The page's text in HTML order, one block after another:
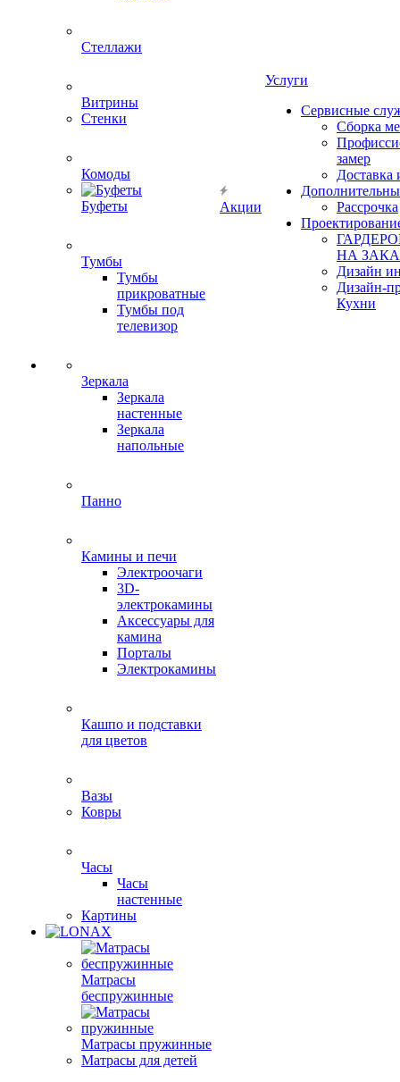
Стеллажи
Витрины
Стенки
Комоды
Буфеты
Тумбы
Тумбы
прикроватные
Тумбы под
телевизор
Зеркала
Зеркала
настенные
Зеркала
напольные
Панно
Камины и печи
Электроочаги
3D-
электрокамины
Аксессуары для
камина
Порталы
Электрокамины
Кашпо и подставки
для цветов
Вазы
Ковры
Часы
Часы
настенные
Картины
Матрасы
беспружинные
Матрасы пружинные
Матрасы для детей
Акции
Услуги
Сервисные
Сборка
замер
Доставка
Рассрочка
НА
Дизайн
Дизайн-
Кухни